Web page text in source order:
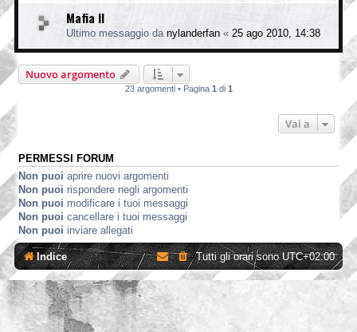
Mafia II
Ultimo messaggio da nylanderfan « 25 ago 2010, 14:38
Nuovo argomento
23 argomenti • Pagina 1 di 1
Vai a
PERMESSI FORUM
Non puoi aprire nuovi argomenti
Non puoi rispondere negli argomenti
Non puoi modificare i tuoi messaggi
Non puoi cancellare i tuoi messaggi
Non puoi inviare allegati
Indice Tutti gli orari sonoUTC+02:00